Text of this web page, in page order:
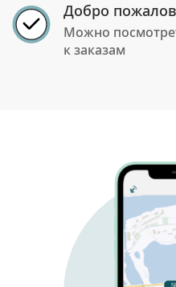
Добро
Можно
к заказам